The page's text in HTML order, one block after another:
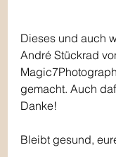
Dieses und auch
André Stückrad
gemacht. Auch
Danke!
Bleibt gesund,